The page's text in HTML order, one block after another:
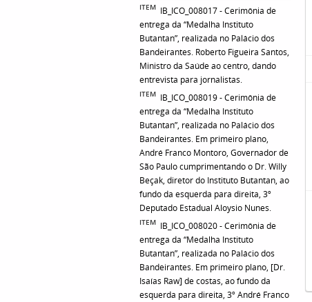
ITEM IB_ICO_008017 - Cerimônia de
entrega da “Medalha Instituto
Butantan”, realizada no Palácio dos
Bandeirantes. Roberto Figueira Santos,
Ministro da Saúde ao centro, dando
entrevista para jornalistas.
ITEM IB_ICO_008019 - Cerimônia de
entrega da “Medalha Instituto
Butantan”, realizada no Palácio dos
Bandeirantes. Em primeiro plano,
André Franco Montoro, Governador de
São Paulo cumprimentando o Dr. Willy
Beçak, diretor do Instituto Butantan, ao
fundo da esquerda para direita, 3º
Deputado Estadual Aloysio Nunes.
ITEM IB_ICO_008020 - Cerimônia de
entrega da “Medalha Instituto
Butantan”, realizada no Palácio dos
Bandeirantes. Em primeiro plano, [Dr.
Isaías Raw] de costas, ao fundo da
esquerda para direita, 3º André Franco